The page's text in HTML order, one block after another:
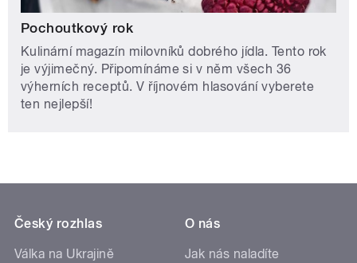
Pochoutkový rok
Kulinární magazín milovníků dobrého jídla. Tento rok
je výjimečný. Připomínáme si v něm všech 36
výherních receptů. V říjnovém hlasování vyberete
ten nejlepší!
Český rozhlas
Válka na Ukrajině
O nás
Jak nás naladíte